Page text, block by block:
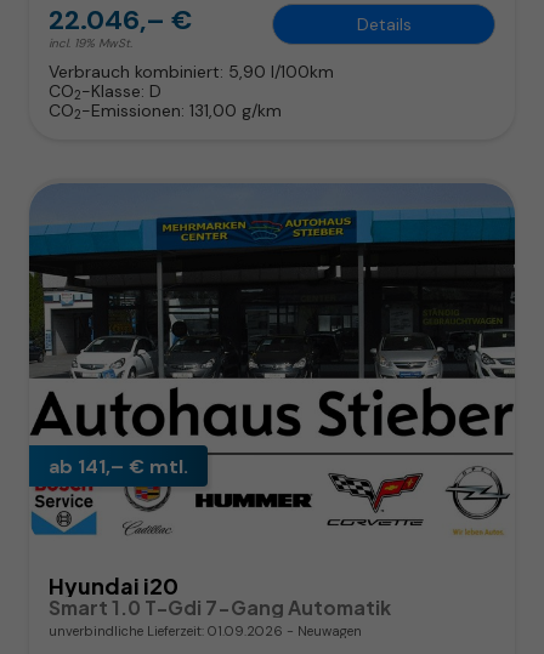
22.046,– €
incl. 19% MwSt.
Details
Verbrauch kombiniert: 5,90 l/100km
CO2-Klasse: D
CO2-Emissionen: 131,00 g/km
ab 141,– € mtl.
Hyundai i20
Smart 1.0 T-Gdi 7-Gang Automatik
unverbindliche Lieferzeit: 01.09.2026 Neuwagen